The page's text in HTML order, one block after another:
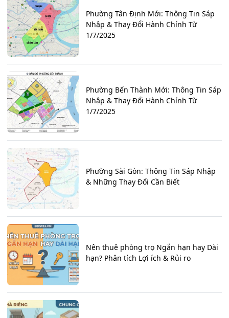
Phường Tân Định Mới: Thông Tin Sáp
Nhập & Thay Đổi Hành Chính Từ
1/7/2025
Phường Bến Thành Mới: Thông Tin Sáp
Nhập & Thay Đổi Hành Chính Từ
1/7/2025
Phường Sài Gòn: Thông Tin Sáp Nhập
& Những Thay Đổi Cần Biết
Nên thuê phòng trọ Ngắn hạn hay Dài
hạn? Phân tích Lợi ích & Rủi ro